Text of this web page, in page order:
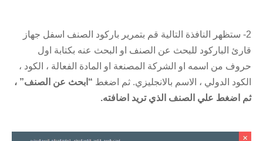
2- ستظهر النافذة التالية قم بتمرير باركود الصنف اسفل جهاز
قارئ الباركود للبحث عن الصنف او البحث عنه بكتابة اول
حروف من اسمه او الشركة المصنعة او المادة الفعالة ، الكود ،
الكود الدولي ، الاسم بالانجليزي. ثم اضغط “ابحث عن الصنف” ،
ثم اضغط علي الصنف الذي تريد اضافته.